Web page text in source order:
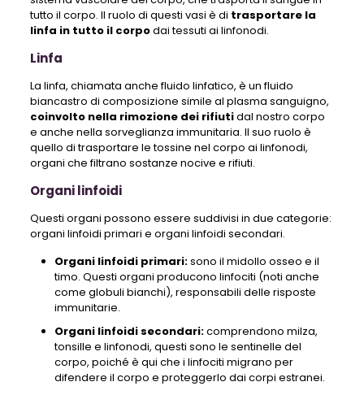
tutto il corpo. Il ruolo di questi vasi è di trasportare la
linfa in tutto il corpodai tessuti ai linfonodi.
Linfa
La linfa, chiamata anche fluido linfatico, è un fluido
biancastro di composizione simile al plasma sanguigno,
coinvolto nella rimozione dei rifiutidal nostro corpo
e anche nella sorveglianza immunitaria. Il suo ruolo è
quello di trasportare le tossine nel corpo ai linfonodi,
organi che filtrano sostanze nocive e rifiuti.
Organi linfoidi
Questi organi possono essere suddivisi in due categorie:
organi linfoidi primari e organi linfoidi secondari.
Organi linfoidi primari:sono il midollo osseo e il
timo. Questi organi producono linfociti (noti anche
come globuli bianchi), responsabili delle risposte
immunitarie.
Organi linfoidi secondari:comprendono milza,
tonsille e linfonodi, questi sono le sentinelle del
corpo, poiché è qui che i linfociti migrano per
difendere il corpo e proteggerlo dai corpi estranei.